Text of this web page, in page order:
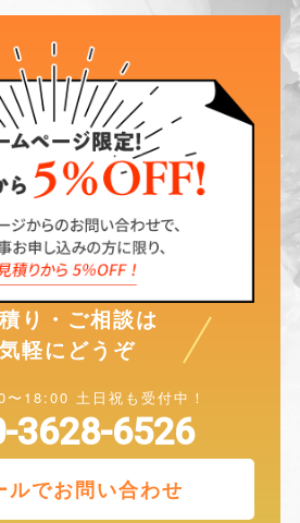
り・ご相談は
軽にどうぞ
18:00 土日祝も受付中！
3628-6526
ルでお問い合わせ